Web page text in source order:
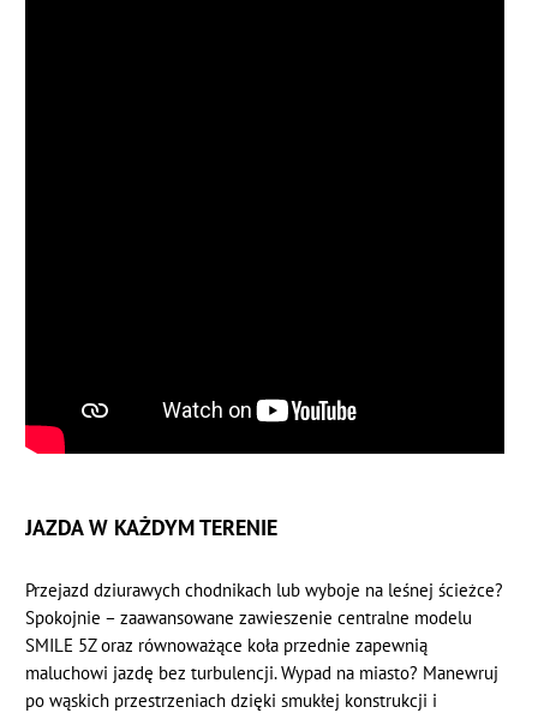
JAZDA W KAŻDYM TERENIE
Przejazd dziurawych chodnikach lub wyboje na leśnej ścieżce?
Spokojnie – zaawansowane zawieszenie centralne modelu
SMILE 5Z oraz równoważące koła przednie zapewnią
maluchowi jazdę bez turbulencji. Wypad na miasto? Manewruj
po wąskich przestrzeniach dzięki smukłej konstrukcji i